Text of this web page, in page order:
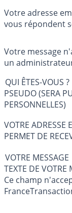
Votre adresse
vous répondent
Votre message
un
QUI ÊTES-VOUS ?
PSEUDO (SERA
PERSONNELLES)
VOTRE ADRESSE
PERMET DE
VOTRE MESSAGE
Ce champ